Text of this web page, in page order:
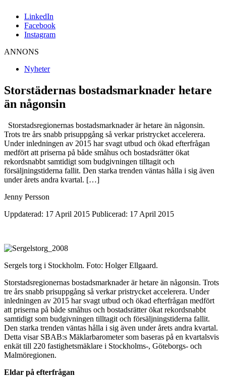
LinkedIn
Facebook
Instagram
ANNONS
Nyheter
Storstädernas bostadsmarknader hetare
än någonsin
Storstadsregionernas bostadsmarknader är hetare än någonsin.
Trots tre års snabb prisuppgång så verkar pristrycket accelerera.
Under inledningen av 2015 har svagt utbud och ökad efterfrågan
medfört att priserna på både småhus och bostadsrätter ökat
rekordsnabbt samtidigt som budgivningen tilltagit och
försäljningstiderna fallit. Den starka trenden väntas hålla i sig även
under årets andra kvartal. […]
Jenny Persson
Uppdaterad: 17 April 2015 Publicerad: 17 April 2015
Sergels torg i Stockholm. Foto: Holger Ellgaard.
Storstadsregionernas bostadsmarknader är hetare än någonsin. Trots
tre års snabb prisuppgång så verkar pristrycket accelerera. Under
inledningen av 2015 har svagt utbud och ökad efterfrågan medfört
att priserna på både småhus och bostadsrätter ökat rekordsnabbt
samtidigt som budgivningen tilltagit och försäljningstiderna fallit.
Den starka trenden väntas hålla i sig även under årets andra kvartal.
Detta visar SBAB:s Mäklarbarometer som baseras på en kvartalsvis
enkät till 220 fastighetsmäklare i Stockholms-, Göteborgs- och
Malmöregionen.
Eldar på efterfrågan